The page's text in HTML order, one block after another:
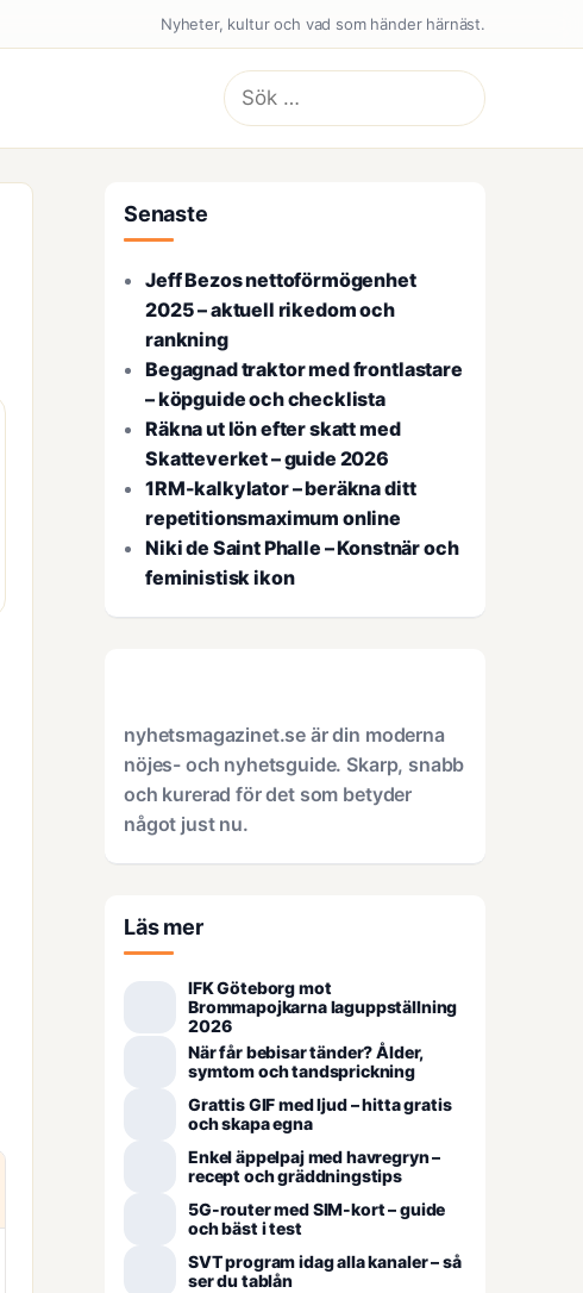
Nyheter, kultur och vad som händer härnäst.
Sök
efter:
Senaste
Jeff Bezos nettoförmögenhet
2025 – aktuell rikedom och
rankning
Begagnad traktor med frontlastare
– köpguide och checklista
Räkna ut lön efter skatt med
Skatteverket – guide 2026
1RM-kalkylator – beräkna ditt
repetitionsmaximum online
Niki de Saint Phalle – Konstnär och
feministisk ikon
nyhetsmagazinet.se är din moderna
nöjes- och nyhetsguide. Skarp, snabb
och kurerad för det som betyder
något just nu.
Läs mer
IFK Göteborg mot
Brommapojkarna laguppställning
2026
När får bebisar tänder? Ålder,
symtom och tandsprickning
Grattis GIF med ljud – hitta gratis
och skapa egna
Enkel äppelpaj med havregryn –
recept och gräddningstips
5G-router med SIM-kort – guide
och bäst i test
SVT program idag alla kanaler – så
ser du tablån